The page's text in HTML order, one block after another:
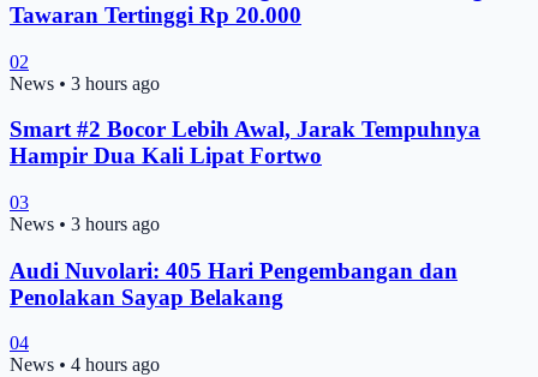
Tawaran Tertinggi Rp 20.000
02
News • 3 hours ago
Smart #2 Bocor Lebih Awal, Jarak Tempuhnya
Hampir Dua Kali Lipat Fortwo
03
News • 3 hours ago
Audi Nuvolari: 405 Hari Pengembangan dan
Penolakan Sayap Belakang
04
News • 4 hours ago